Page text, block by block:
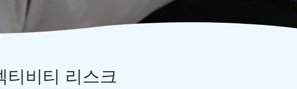
티비티 리스크